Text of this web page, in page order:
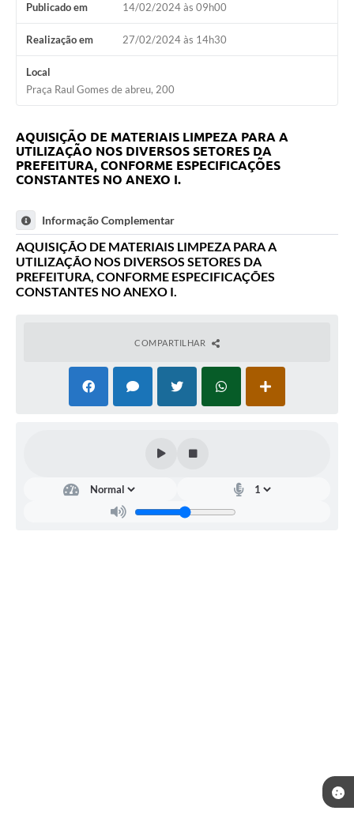
Publicado em 14/02/2024 às 09h00
Realização em 27/02/2024 às 14h30
Local
Praça Raul Gomes de abreu, 200
AQUISIÇÃO DE MATERIAIS LIMPEZA PARA A
UTILIZAÇÃO NOS DIVERSOS SETORES DA
PREFEITURA, CONFORME ESPECIFICAÇÕES
CONSTANTES NO ANEXO I.
Informação Complementar
AQUISIÇÃO DE MATERIAIS LIMPEZA PARA A
UTILIZAÇÃO NOS DIVERSOS SETORES DA
PREFEITURA, CONFORME ESPECIFICAÇÕES
CONSTANTES NO ANEXO I.
COMPARTILHAR